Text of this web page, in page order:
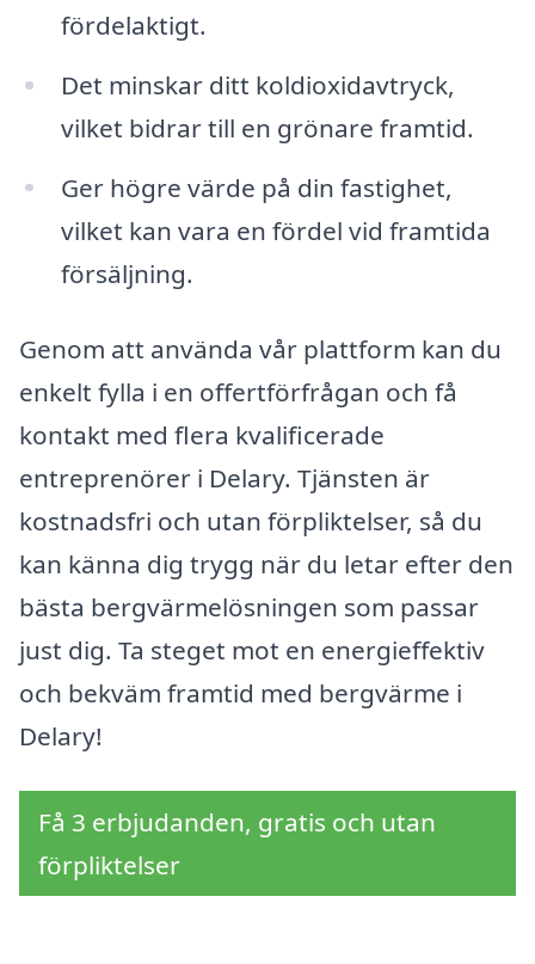
fördelaktigt.
Det minskar ditt koldioxidavtryck,
vilket bidrar till en grönare framtid.
Ger högre värde på din fastighet,
vilket kan vara en fördel vid framtida
försäljning.
Genom att använda vår plattform kan du
enkelt fylla i en offertförfrågan och få
kontakt med flera kvalificerade
entreprenörer i Delary. Tjänsten är
kostnadsfri och utan förpliktelser, så du
kan känna dig trygg när du letar efter den
bästa bergvärmelösningen som passar
just dig. Ta steget mot en energieffektiv
och bekväm framtid med bergvärme i
Delary!
Få 3 erbjudanden, gratis och utan
förpliktelser